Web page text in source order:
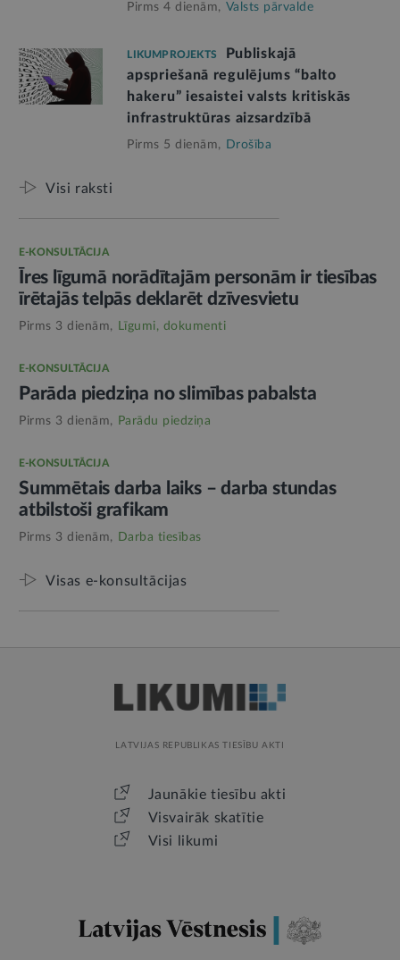
Pirms 4 dienām, Valsts pārvalde
LIKUMPROJEKTS
Publiskajā
apspriešanā regulējums “balto
hakeru” iesaistei valsts kritiskās
infrastruktūras aizsardzībā
Pirms 5 dienām, Drošība
Visi raksti
E-KONSULTĀCIJA
Īres līgumā norādītajām personām ir tiesības
īrētajās telpās deklarēt dzīvesvietu
Pirms 3 dienām, Līgumi, dokumenti
E-KONSULTĀCIJA
Parāda piedziņa no slimības pabalsta
Pirms 3 dienām, Parādu piedziņa
E-KONSULTĀCIJA
Summētais darba laiks – darba stundas
atbilstoši grafikam
Pirms 3 dienām, Darba tiesības
Visas e-konsultācijas
LATVIJAS REPUBLIKAS TIESĪBU AKTI
Jaunākie tiesību akti
Visvairāk skatītie
Visi likumi